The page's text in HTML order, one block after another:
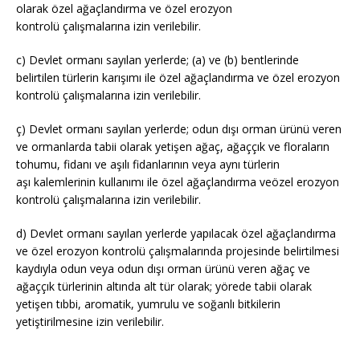
olarak özel ağaçlandırma ve özel erozyon
kontrolü çalışmalarına izin verilebilir.
c) Devlet ormanı sayılan yerlerde; (a) ve (b) bentlerinde
belirtilen türlerin karışımı ile özel ağaçlandırma ve özel erozyon
kontrolü çalışmalarına izin verilebilir.
ç) Devlet ormanı sayılan yerlerde; odun dışı orman ürünü veren
ve ormanlarda tabii olarak yetişen ağaç, ağaççık ve floraların
tohumu, fidanı ve aşılı fidanlarının veya aynı türlerin
aşı kalemlerinin kullanımı ile özel ağaçlandırma veözel erozyon
kontrolü çalışmalarına izin verilebilir.
d) Devlet ormanı sayılan yerlerde yapılacak özel ağaçlandırma
ve özel erozyon kontrolü çalışmalarında projesinde belirtilmesi
kaydıyla odun veya odun dışı orman ürünü veren ağaç ve
ağaççık türlerinin altında alt tür olarak; yörede tabii olarak
yetişen tıbbi, aromatik, yumrulu ve soğanlı bitkilerin
yetiştirilmesine izin verilebilir.